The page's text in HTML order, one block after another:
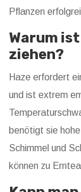
Pflanzen
Warum
ziehen?
Haze erfordert
und ist extrem
benötigt sie
Schimmel und
können zu